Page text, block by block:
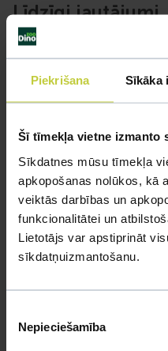
Piekrišana Sīkāka
Šī tīmekļa vietne izmanto
Sīkdatnes mūsu tīmekļa
apkopošanas nolūkos, kā
veiktās darbības un
funkcionalitātei un
Lietotājs var apstiprināt
sīkdatņuizmantošanu.
izvēle
Nepieciešamība
Līdzīgi jautājumi
Mūsu eksperti spēs
UZDOT JAUTĀJUMU
kaķis apēdis plēvi
Ja kaķim gadījies apēst
garnelēm kārbiņās
būt?Kā kaķis varētu